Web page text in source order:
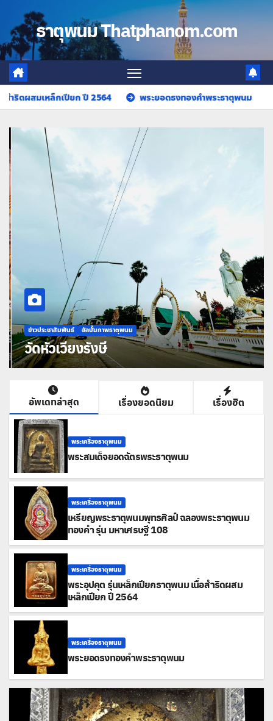
contentธาตุพนม Thatphanom.com
เหล็กเปียก ปี 2564 พระยอดธงทองคำพระธาตุพนม พระยอ
ข่าวประชาสัมพันธ์ อัลบั้มภาพธาตุพนม
วัดหัวเวียงรังษี
อัพเดทล่าสุด เรื่องยอดนิยม เรื่องฮิต
พระเครื่องธาตุพนม
พระสมเด็จยอดฉัตรพระธาตุพนม
พระเครื่องธาตุพนม
เหรียญพระธาตุพนมพุทธศิลป์ ฉลองพระธาตุพนม
ทองคำ รุ่น มหาเศรษฐี 108
พระเครื่องธาตุพนม
พระอุปคุต รุ่นเหล็กเปียกธาตุพนม เนื้อสำริดผสม
เหล็กเปียก ปี 2564
พระเครื่องธาตุพนม
พระยอดธงทองคำพระธาตุพนม